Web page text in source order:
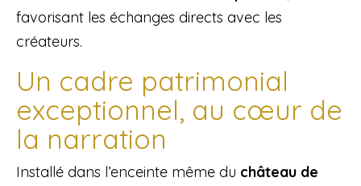
favorisant les échanges directs avec les
créateurs.
Un cadre patrimonial
exceptionnel, au cœur de
la narration
Installé dans l’enceinte même du château de